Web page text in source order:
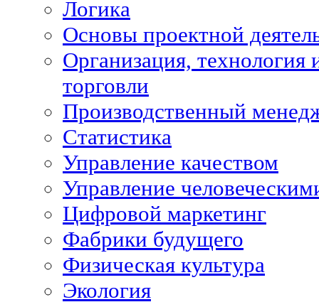
Логика
Основы проектной
Организация, технология
торговли
Производственный
Статистика
Управление качеством
Управление
Цифровой маркетинг
Фабрики будущего
Физическая культура
Экология